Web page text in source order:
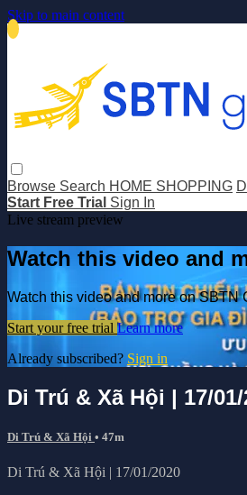
Skip to main content
Browse Search HOME SHOPPING
Start Free Trial Sign In
Live stream preview
Watch this video and
Watch this video and more on SBTN
Start your free trial Learn more
Already subscribed? Sign in
Di Trú & Xã Hội | 17/01/
Di Trú & Xã Hội • 47m
Di Trú & Xã Hội | 17/01/2020